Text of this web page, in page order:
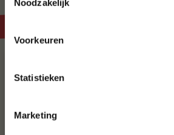
Noodzakelijk
Voorkeuren
Statistieken
Marketing